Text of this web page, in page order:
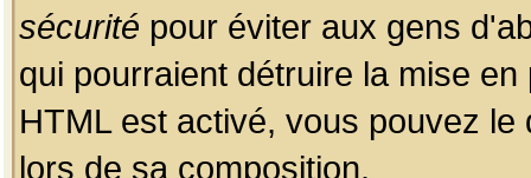
sécurité pour éviter aux gens
qui pourraient détruire la mise
HTML est activé, vous pouvez
lors de sa composition.